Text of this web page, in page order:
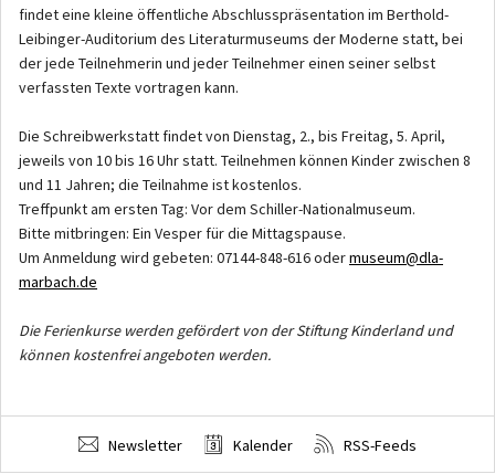
findet eine kleine öffentliche Abschlusspräsentation im Berthold-
Leibinger-Auditorium des Literaturmuseums der Moderne statt, bei
der jede Teilnehmerin und jeder Teilnehmer einen seiner selbst
verfassten Texte vortragen kann.
Die Schreibwerkstatt findet von Dienstag, 2., bis Freitag, 5. April,
jeweils von 10 bis 16 Uhr statt. Teilnehmen können Kinder zwischen 8
und 11 Jahren; die Teilnahme ist kostenlos.
Treffpunkt am ersten Tag: Vor dem Schiller-Nationalmuseum.
Bitte mitbringen: Ein Vesper für die Mittagspause.
Um Anmeldung wird gebeten: 07144-848-616 odermuseum@dla-
marbach.de
Die Ferienkurse werden gefördert von der Stiftung Kinderland und
können kostenfrei angeboten werden.
Newsletter Kalender RSS-Feeds